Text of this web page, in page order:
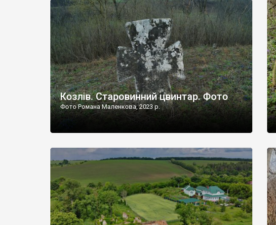
Наддністрянське відрізняється від більшості навколишніх
сіл. У селі є мурована Михайлівська церква. Точної дати […]
Козлів. Старовинний цвинтар. Фото
Фото Романа Маленкова, 2023 р.